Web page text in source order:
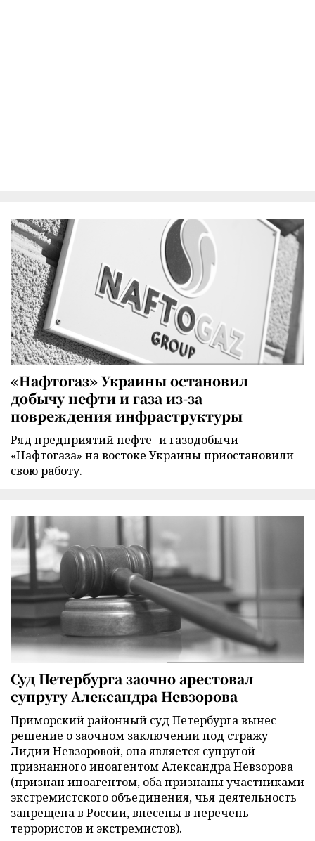
«Нафтогаз» Украины остановил
добычу нефти и газа из-за
повреждения инфраструктуры
Ряд предприятий нефте- и газодобычи
«Нафтогаза» на востоке Украины приостановили
свою работу.
Суд Петербурга заочно арестовал
супругу Александра Невзорова
Приморский районный суд Петербурга вынес
решение о заочном заключении под стражу
Лидии Невзоровой, она является супругой
признанного иноагентом Александра Невзорова
(признан иноагентом, оба признаны участниками
экстремистского объединения, чья деятельность
запрещена в России, внесены в перечень
террористов и экстремистов).